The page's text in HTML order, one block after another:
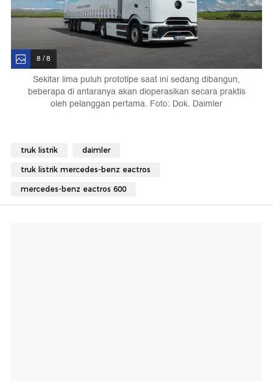
8 / 8
Sekitar lima puluh prototipe saat ini sedang dibangun,
beberapa di antaranya akan dioperasikan secara praktis
oleh pelanggan pertama. Foto: Dok. Daimler
truk listrik daimler
truk listrik mercedes-benz eactros
mercedes-benz eactros 600